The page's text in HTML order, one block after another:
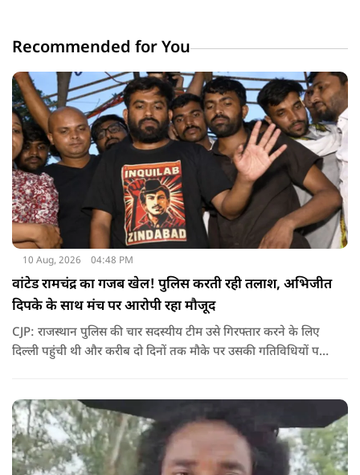
Recommended for You
10 Aug, 2026 04:48 PM
वांटेड रामचंद्र का गजब खेल! पुलिस करती रही तलाश, अभिजीत
दिपके के साथ मंच पर आरोपी रहा मौजूद
CJP: राजस्थान पुलिस की चार सदस्यीय टीम उसे गिरफ्तार करने के लिए
दिल्ली पहुंची थी और करीब दो दिनों तक मौके पर उसकी गतिविधियों पर